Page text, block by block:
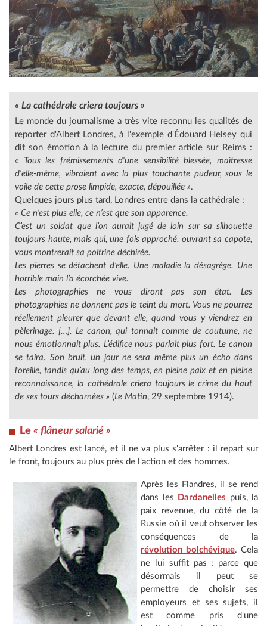
« La cathédrale criera toujours »
Le monde du journalisme a très vite reconnu les qualités de
reporter d'Albert Londres, à l'exemple d'Édouard Helsey qui
dit son émotion à la lecture du premier article sur Reims :
« Tous les frémissements d'une sensibilité blessée, maîtresse
d'elle-même, vibraient avec la plus touchante pudeur, sous le
voile de cette prose limpide, exacte, dépouillée ».
Quelques jours plus tard, Londres entre dans la cathédrale :
« Ce n’est plus elle, ce n’est que son apparence.
C’est un soldat que l’on aurait jugé de loin sur sa silhouette
toujours haute, mais qui, une fois approché, ouvrant sa capote,
vous montrerait sa poitrine déchirée.
Les pierres se détachent d’elle. Une maladie la désagrège. Une
horrible main l’a écorchée vive.
Les photographies ne vous diront pas son état. Les
photographies ne donnent pas le teint du mort. Vous ne pourrez
réellement pleurer que devant elle, quand vous y viendrez en
pèlerinage. […]. Le canon, qui tonnait comme de coutume, ne
nous émotionnait plus. L’édifice nous parlait plus fort. Le canon
se taira. Son bruit, un jour ne sera même plus un écho dans
l’oreille, tandis qu’au long des temps, en pleine paix et en pleine
reconnaissance, la cathédrale criera toujours le crime du haut
de ses tours décharnées » (Le Matin, 29 septembre 1914).
Le « flâneur salarié »
Albert Londres est lancé, et il ne va plus s'arrêter : il repart sur
le front, toujours au plus près de l'action et des hommes.
Après les Flandres, il se rend
dans les
Dardanelles puis, la
paix revenue, du côté de la
Russie où il veut observer les
conséquences de la
révolution bolchévique. Cela
ne lui suffit pas : parce que
désormais il peut se
permettre de choisir ses
employeurs et ses sujets, il
est comme pris d'une